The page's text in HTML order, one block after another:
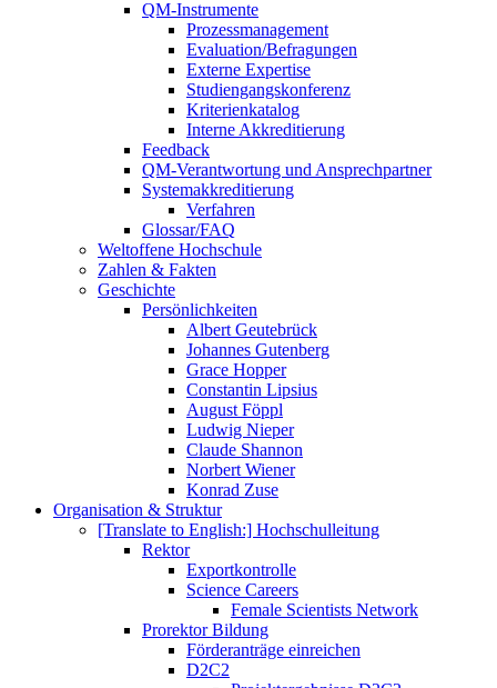
QM-Instrumente
Prozessmanagement
Evaluation/Befragungen
Externe Expertise
Studiengangskonferenz
Kriterienkatalog
Interne Akkreditierung
Feedback
QM-Verantwortung und Ansprechpartner
Systemakkreditierung
Verfahren
Glossar/FAQ
Weltoffene Hochschule
Zahlen & Fakten
Geschichte
Persönlichkeiten
Albert Geutebrück
Johannes Gutenberg
Grace Hopper
Constantin Lipsius
August Föppl
Ludwig Nieper
Claude Shannon
Norbert Wiener
Konrad Zuse
Organisation & Struktur
[Translate to English:] Hochschulleitung
Rektor
Exportkontrolle
Science Careers
Female Scientists Network
Prorektor Bildung
Förderanträge einreichen
D2C2